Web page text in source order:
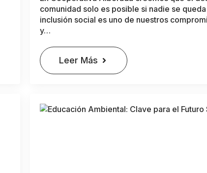
comunidad solo es posible si nadie se
inclusión social es uno de nuestros
y…
Leer Más